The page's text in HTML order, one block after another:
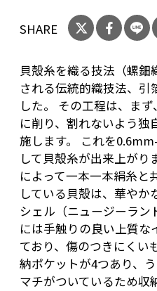
Lining：Polyester
SHARE
貝殻糸を織る技法（螺鈿
される伝統的織技法、引
した。 その工程は、ま
に削り、割れないよう独
施します。 これを
して貝殻糸が出来上がり
によって一本一本絹糸と
している貝殻は、華や
シェル（ニュージーラン
には手触りの良い上質な
ており、傷のつきにくい
納ポケットが4つあり、
マチがついているため収